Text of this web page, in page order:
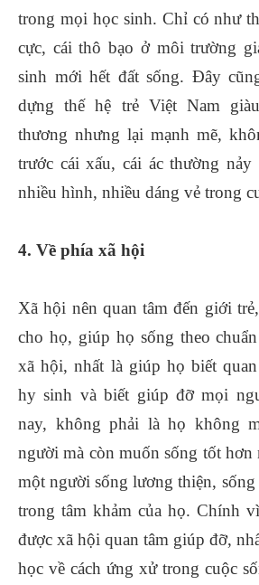
trong mọi học sinh. Chỉ có như
cực, cái thô bạo ở môi trường
sinh mới hết đất sống. Đây
dựng thế hệ trẻ Việt Nam
thương nhưng lại mạnh mẽ,
trước cái xấu, cái ác thường
nhiều hình, nhiều dáng vẻ trong
4. Về phía xã hội
Xã hội nên quan tâm đến giới
cho họ, giúp họ sống theo
xã hội, nhất là giúp họ biết
hy sinh và biết giúp đỡ mọi
nay, không phải là họ không
người mà còn muốn sống tốt hơn
một người sống lương thiện, sống
trong tâm khảm của họ. Chính
được xã hội quan tâm giúp đỡ,
học về cách ứng xử trong cuộc